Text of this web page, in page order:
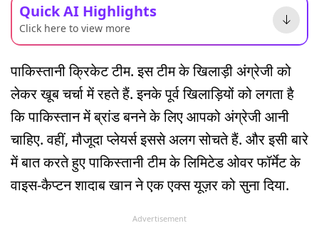
Quick AI Highlights
Click here to view more
पाकिस्तानी क्रिकेट टीम. इस टीम के खिलाड़ी अंग्रेजी को
लेकर खूब चर्चा में रहते हैं. इनके पूर्व खिलाड़ियों को लगता है
कि पाकिस्तान में ब्रांड बनने के लिए आपको अंग्रेजी आनी
चाहिए. वहीं, मौजूदा प्लेयर्स इससे अलग सोचते हैं. और इसी बारे
में बात करते हुए पाकिस्तानी टीम के लिमिटेड ओवर फॉर्मेट के
वाइस-कैप्टन शादाब खान ने एक एक्स यूज़र को सुना दिया.
Advertisement